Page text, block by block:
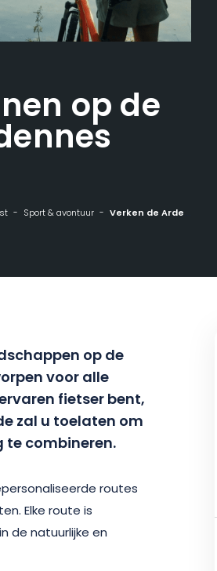
op de
Sport & avontuur Verken de Ardennen op de fiets met Cap Ardennes Events
op de
voor alle
fietser bent,
zal u toelaten om
combineren.
routes
Elke route is
de natuurlijke en